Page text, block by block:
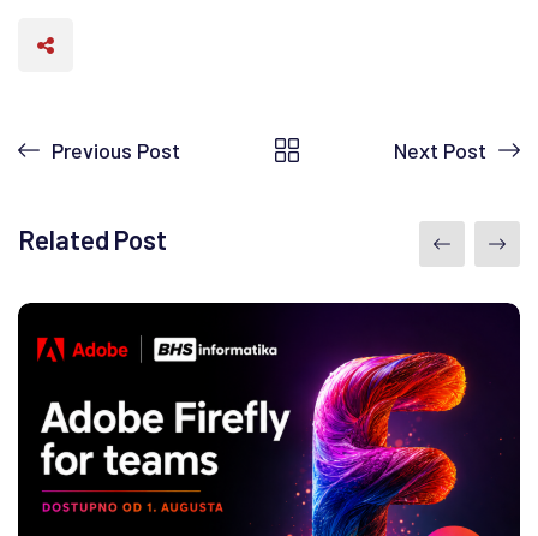
Previous Post Next Post
Related Post